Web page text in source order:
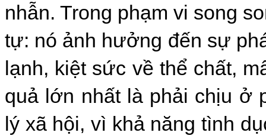
nhẫn. Trong phạm vi song
tự: nó ảnh hưởng đến sự
lạnh, kiệt sức về thể chất,
quả lớn nhất là phải chịu ở
lý xã hội, vì khả năng tình